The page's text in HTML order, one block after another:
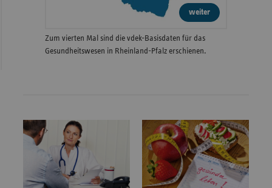
weiter
Zum vierten Mal sind die vdek-Basisdaten für das
Gesundheitswesen in Rheinland-Pfalz erschienen.